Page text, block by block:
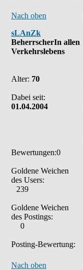
Nach oben
sLAnZk
BeherrscherIn allen
Verkehrslebens
Alter: 70
Dabei seit:
01.04.2004
Bewertungen:0
Goldene Weichen
des Users:
239
Goldene Weichen
des Postings:
0
Posting-Bewertung:
Nach oben